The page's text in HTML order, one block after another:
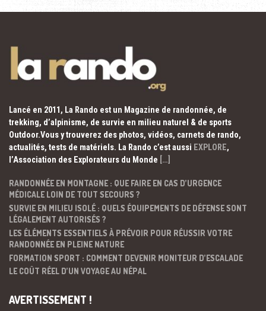
Lancé en 2011, La Rando est un Magazine de randonnée, de
trekking, d’alpinisme, de survie en milieu naturel & de sports
Outdoor.Vous y trouverez des photos, vidéos, carnets de rando,
actualités, tests de matériels. La Rando c’est aussi EXPLORE,
l’Association des Explorateurs du Monde […]
RANDONNÉE EN MONTAGNE : QUE FAIRE EN CAS D’URGENCE
MÉDICALE LOIN DE TOUT SECOURS ?
SURVIE EN MILIEU ISOLÉ : QUELS ÉQUIPEMENTS DE DÉFENSE SONT
LÉGALEMENT AUTORISÉS ?
LES ÉLÉMENTS ESSENTIELS À PRÉVOIR POUR RÉUSSIR VOTRE
RANDONNÉE EN PLEINE NATURE
FORMATION SPORT : COMMENT DEVENIR MONITEUR D’ESCALADE
LE COÛT RÉEL D’UN VOYAGE AU NÉPAL
AVERTISSEMENT !